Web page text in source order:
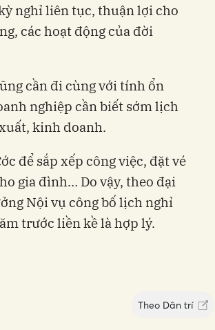
nghỉ liên tục, thuận lợi cho
các hoạt động của đời
cần đi cùng với tính ổn
nghiệp cần biết sớm lịch
kinh doanh.
để sắp xếp công việc, đặt vé
gia đình… Do vậy, theo đại
Nội vụ công bố lịch nghỉ
trước liền kề là hợp lý.
Theo Dân trí